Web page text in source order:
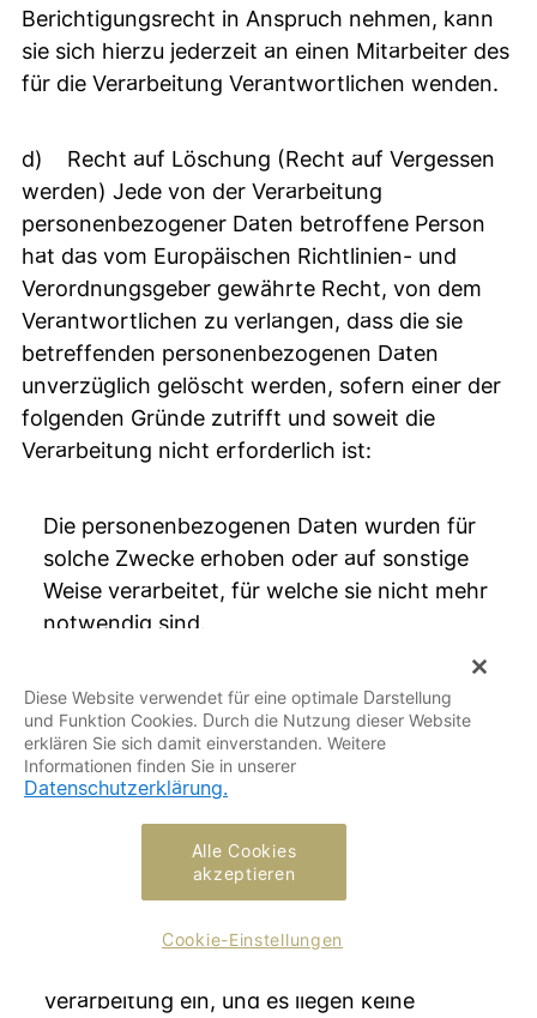
Berichtigungsrecht in Anspruch nehmen, kann
sie sich hierzu jederzeit an einen Mitarbeiter des
für die Verarbeitung Verantwortlichen wenden.
d) Recht auf Löschung (Recht auf Vergessen
werden) Jede von der Verarbeitung
personenbezogener Daten betroffene Person
hat das vom Europäischen Richtlinien- und
Verordnungsgeber gewährte Recht, von dem
Verantwortlichen zu verlangen, dass die sie
betreffenden personenbezogenen Daten
unverzüglich gelöscht werden, sofern einer der
folgenden Gründe zutrifft und soweit die
Verarbeitung nicht erforderlich ist:
Die personenbezogenen Daten wurden für
solche Zwecke erhoben oder auf sonstige
Weise verarbeitet, für welche sie nicht mehr
notwendig sind.
Die betroffene Person widerruft ihre
Einwilligung, auf die sich die Verarbeitung
gemäß Art. 6 Abs. 1 Buchstabe a DS-GVO
oder Art. 9 Abs. 2 Buchstabe a DS-GVO
stützte, und es fehlt an einer anderweitigen
Rechtsgrundlage für die Verarbeitung.
Die betroffene Person legt gemäß Art. 21
Verarbeitung ein, und es liegen keine
Diese Website verwendet für eine optimale Darstellung
und Funktion Cookies. Durch die Nutzung dieser Website
erklären Sie sich damit einverstanden. Weitere
Informationen finden Sie in unserer
Datenschutzerklärung.
Alle Cookies
akzeptieren
Cookie-Einstellungen